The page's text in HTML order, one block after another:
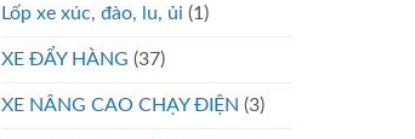
Lốp xe xúc, đào, lu, ủi (1)
XE ĐẨY HÀNG (37)
XE NÂNG CAO CHẠY ĐIỆN (3)